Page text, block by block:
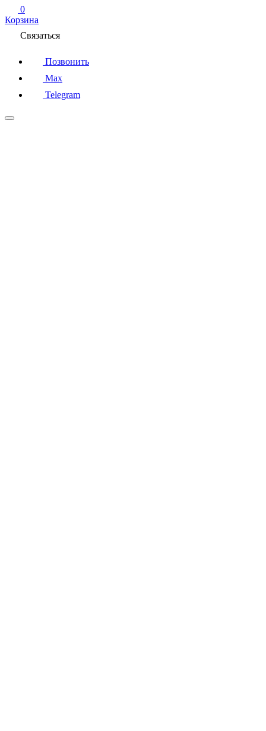
0
Корзина
Связаться
Позвонить
Max
Telegram